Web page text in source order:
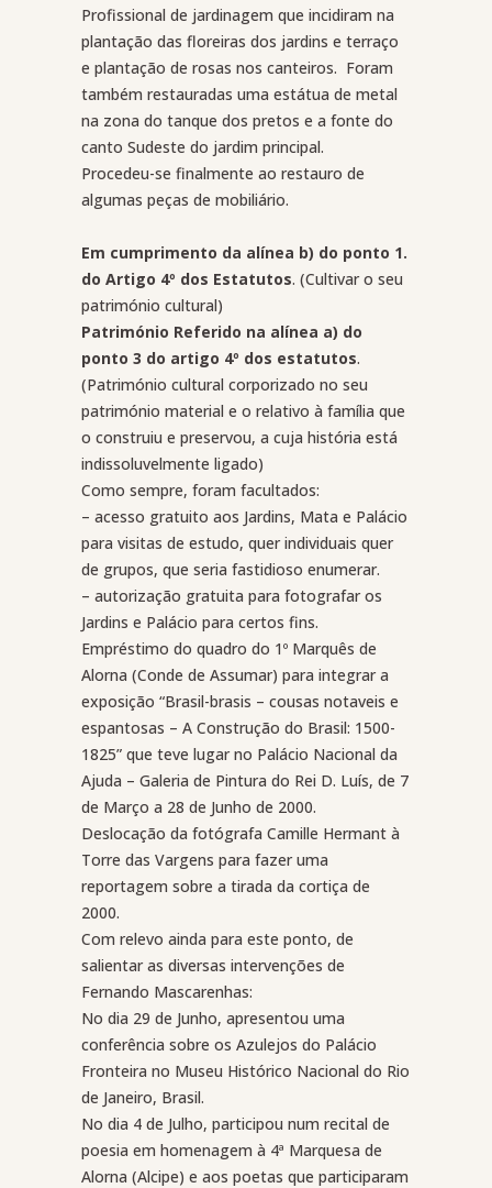
Profissional de jardinagem que incidiram na
plantação das floreiras dos jardins e terraço
e plantação de rosas nos canteiros. Foram
também restauradas uma estátua de metal
na zona do tanque dos pretos e a fonte do
canto Sudeste do jardim principal.
Procedeu-se finalmente ao restauro de
algumas peças de mobiliário.
Em cumprimento da alínea b) do ponto 1.
do Artigo 4º dos Estatutos. (Cultivar o seu
património cultural)
Património Referido na alínea a) do
ponto 3 do artigo 4º dos estatutos.
(Património cultural corporizado no seu
património material e o relativo à família que
o construiu e preservou, a cuja história está
indissoluvelmente ligado)
Como sempre, foram facultados:
– acesso gratuito aos Jardins, Mata e Palácio
para visitas de estudo, quer individuais quer
de grupos, que seria fastidioso enumerar.
– autorização gratuita para fotografar os
Jardins e Palácio para certos fins.
Empréstimo do quadro do 1º Marquês de
Alorna (Conde de Assumar) para integrar a
exposição “Brasil-brasis – cousas notaveis e
espantosas – A Construção do Brasil: 1500-
1825” que teve lugar no Palácio Nacional da
Ajuda – Galeria de Pintura do Rei D. Luís, de 7
de Março a 28 de Junho de 2000.
Deslocação da fotógrafa Camille Hermant à
Torre das Vargens para fazer uma
reportagem sobre a tirada da cortiça de
2000.
Com relevo ainda para este ponto, de
salientar as diversas intervenções de
Fernando Mascarenhas:
No dia 29 de Junho, apresentou uma
conferência sobre os Azulejos do Palácio
Fronteira no Museu Histórico Nacional do Rio
de Janeiro, Brasil.
No dia 4 de Julho, participou num recital de
poesia em homenagem à 4ª Marquesa de
Alorna (Alcipe) e aos poetas que participaram